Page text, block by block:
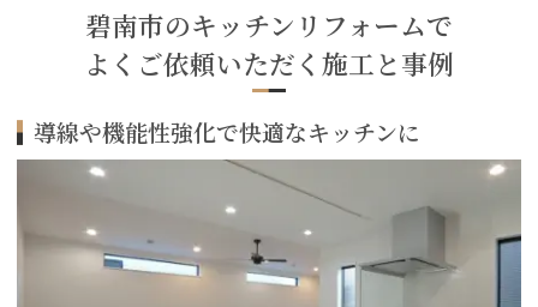
碧南市のキッチンリフォームで
よくご依頼いただく施工と事例
導線や機能性強化で快適なキッチンに